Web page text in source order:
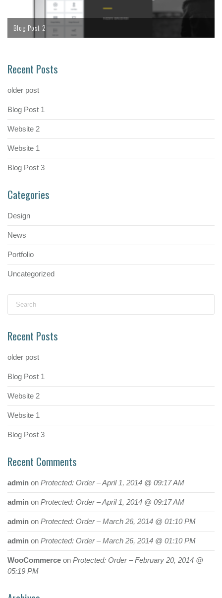
Blog Post 2
Recent Posts
older post
Blog Post 1
Website 2
Website 1
Blog Post 3
Categories
Design
News
Portfolio
Uncategorized
Recent Posts
older post
Blog Post 1
Website 2
Website 1
Blog Post 3
Recent Comments
admin on Protected: Order – April 1, 2014 @ 09:17 AM
admin on Protected: Order – April 1, 2014 @ 09:17 AM
admin on Protected: Order – March 26, 2014 @ 01:10 PM
admin on Protected: Order – March 26, 2014 @ 01:10 PM
WooCommerce on Protected: Order – February 20, 2014 @
05:19 PM